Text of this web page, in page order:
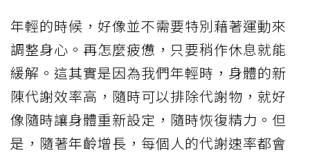
年輕的時候，好像並不需要特別藉著運動來
調整身心。再怎麼疲憊，只要稍作休息就能
緩解。這其實是因為我們年輕時，身體的新
陳代謝效率高，隨時可以排除代謝物，就好
像隨時讓身體重新設定，隨時恢復精力。但
是，隨著年齡增長，每個人的代謝速率都會